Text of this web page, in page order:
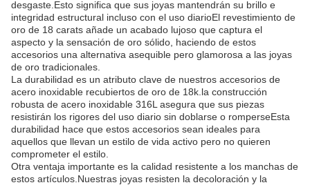
desgaste.Esto significa que sus joyas mantendrán su brillo e
integridad estructural incluso con el uso diarioEl revestimiento de
oro de 18 carats añade un acabado lujoso que captura el
aspecto y la sensación de oro sólido, haciendo de estos
accesorios una alternativa asequible pero glamorosa a las joyas
de oro tradicionales.
La durabilidad es un atributo clave de nuestros accesorios de
acero inoxidable recubiertos de oro de 18k.la construcción
robusta de acero inoxidable 316L asegura que sus piezas
resistirán los rigores del uso diario sin doblarse o romperseEsta
durabilidad hace que estos accesorios sean ideales para
aquellos que llevan un estilo de vida activo pero no quieren
comprometer el estilo.
Otra ventaja importante es la calidad resistente a los manchas de
estos artículos.Nuestras joyas resisten la decoloración y la